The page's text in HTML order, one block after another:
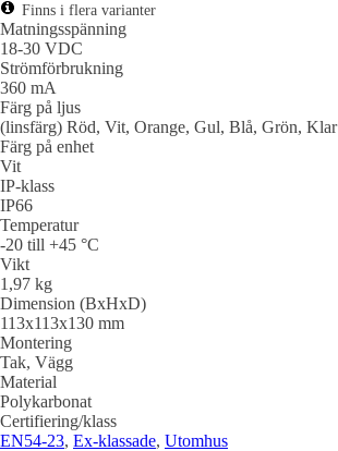
Finns i flera varianter
Matningsspänning
18-30 VDC
Strömförbrukning
360 mA
Färg på ljus
(linsfärg) Röd, Vit, Orange, Gul, Blå, Grön, Klar
Färg på enhet
Vit
IP-klass
IP66
Temperatur
-20 till +45 °C
Vikt
1,97 kg
Dimension (BxHxD)
113x113x130 mm
Montering
Tak, Vägg
Material
Polykarbonat
Certifiering/klass
EN54-23, Ex-klassade, Utomhus